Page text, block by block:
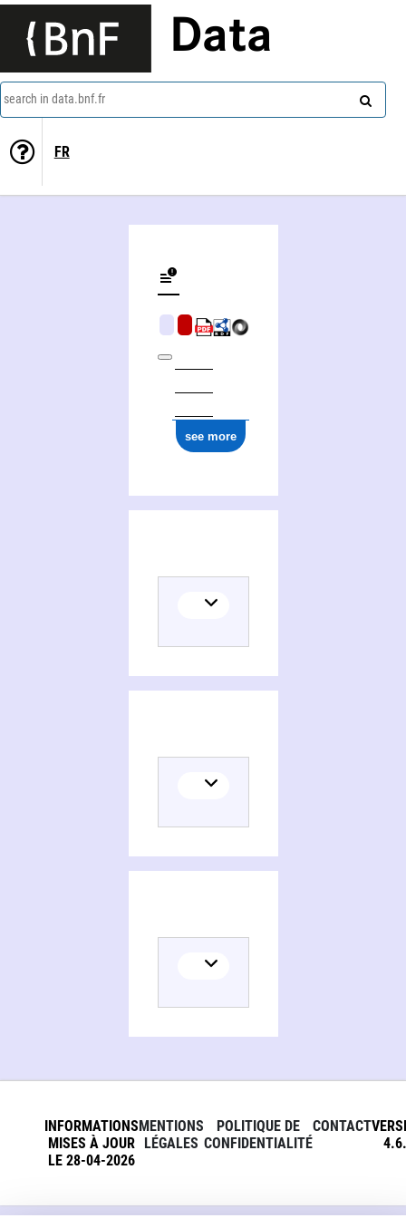
Data
search in data.bnf.fr
FR
see more
INFORMATIONS
MISES À JOUR
LE 28-04-2026
MENTIONS
LÉGALES
POLITIQUE DE
CONFIDENTIALITÉ
CONTACT